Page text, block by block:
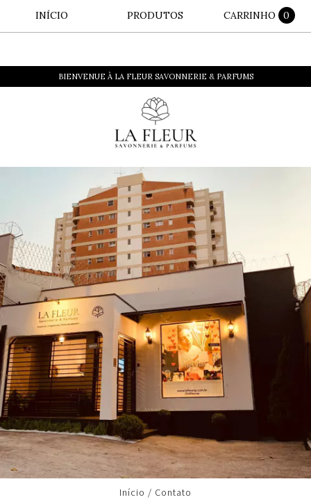
INÍCIO PRODUTOS CARRINHO 0
BIENVENUE À LA FLEUR SAVONNERIE & PARFUMS
Início / Contato